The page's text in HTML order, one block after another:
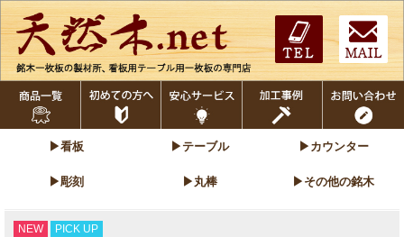
▶看板 ▶テーブル ▶カウンター
▶彫刻 ▶丸棒 ▶その他の銘木
NEW PICK UP